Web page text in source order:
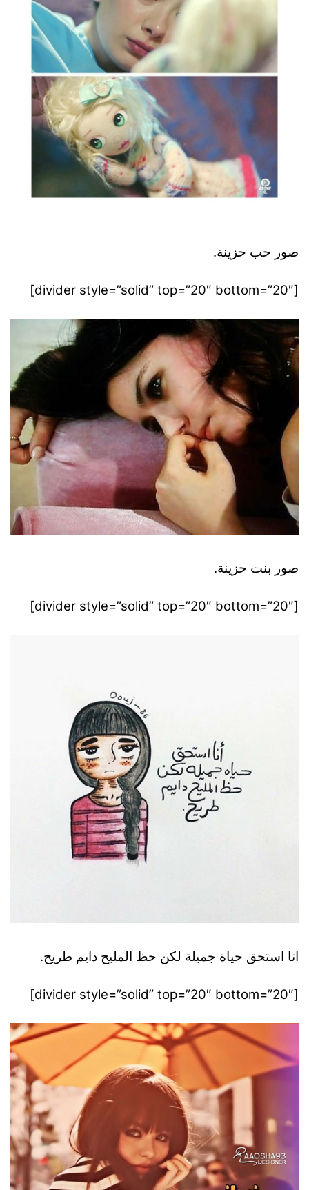
صور حب حزينة.
[divider style=”solid” top=”20″ bottom=”20″]
صور بنت حزينة.
[divider style=”solid” top=”20″ bottom=”20″]
انا استحق حياة جميلة لكن حظ المليح دايم طريح.
[divider style=”solid” top=”20″ bottom=”20″]